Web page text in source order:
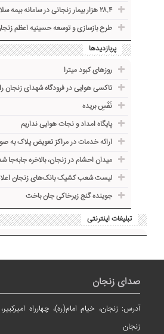
۲۸.۴ هزار بیمار زنجانی در سامانه بیمه سلامت نشاندار شدند
طرح بازسازی و توسعه حسینیه اعظم
پربازدیدها
روزهای کبود میترا
تاکسی هوایی در فرودگاه شهدای زنجان
نَفَسِ بریده
پایگاه امداد و نجات هوایی نداریم
ارائه خدمات در مراکز تعویض پلاک
میدان احشام در زنجان، بالاخره جا‌به‌جا
لیست شعب کشیک بانک‌های زنجان
جوینده گنج زیرخاکی جان باخت
تبلیغات اینترنتی
صدای زنجان
آدرس: زنجان، خیام امام(ره)، چهارراه
زنجان